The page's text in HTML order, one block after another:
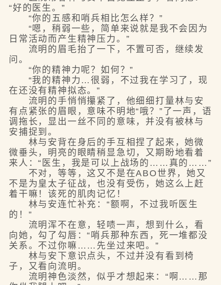
“好的医生。”
“你的五感和哨兵相比怎么样？”
“嗯，稍弱一些，简单来说就是我不会因为
日常活动而产生精神压力。”
流明的眉毛抬了一下，不置可否，继续发
问。
“你的精神力呢？如何？”
“我的精神力…很弱，不过我在学习了，现
在还没有精神拟态。”
流明的手悄悄攥紧了，他细细打量林与安
有点紧张的眉眼，意味不明地“哦？”了一声，语
调拖长，显出一丝不同的意味，并没有被林与
安捕捉到。
林与安背在身后的手互相捏了起来，她微
微垂头，明亮的眼睛稍显急切，又期盼地看着
来人：“医生，我是可以上战场的……真的……”
不对，等等，这又不是在ABO世界，她又
不是为皇太子征战，也没有受伤，她这么上赶
着干嘛！该死的肌肉记忆！
林与安连忙补充：“额啊，不过我听医生
的！”
流明浑不在意，轻啧一声，想到什么，看
向她，勾了勾唇：“哨兵那种东西，死一堆都没
关系。不过你嘛……先坐过来吧。”
林与安下意识点头，不过并没有看到椅
子，又看向流明。
流明神色淡然，似乎才想起来：“啊……那